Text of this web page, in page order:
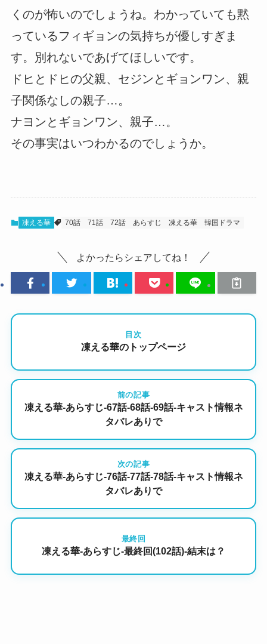
くのが怖いのでしょうね。わかっていても黙
っているフィギョンの気持ちが優しすぎま
す。別れないであげてほしいです。
ドヒとドヒの父親、セジンとギョンワン、親
子関係なしの親子…。
ナヨンとギョンワン、親子…。
その事実はいつわかるのでしょうか。
凍える華 70話 71話 72話 あらすじ 凍える華 韓国ドラマ
よかったらシェアしてね！
目次
凍える華のトップページ
前の記事
凍える華-あらすじ-67話-68話-69話-キャスト情報ネ
タバレありで
次の記事
凍える華-あらすじ-76話-77話-78話-キャスト情報ネ
タバレありで
最終回
凍える華-あらすじ-最終回(102話)-結末は？